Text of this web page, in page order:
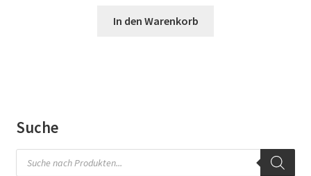
In den Warenkorb
Suche
Products
search